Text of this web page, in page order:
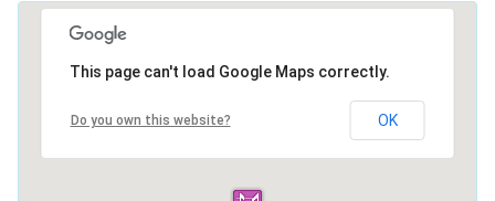
This page can't load Google Maps correctly.
Do you own this website? OK